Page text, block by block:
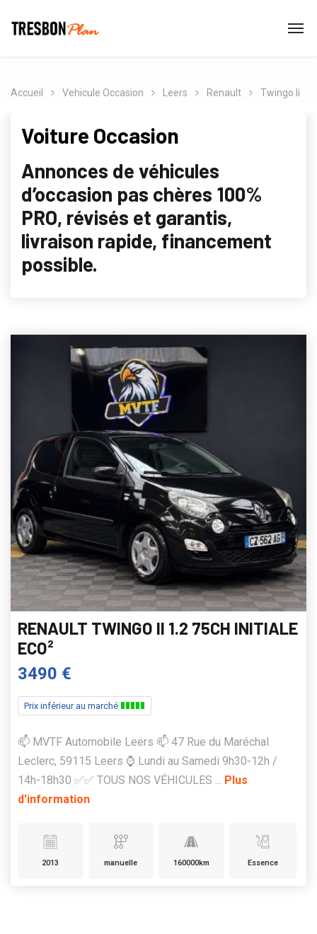
Accueil Vehicule Occasion Leers Renault Twingo Ii
Voiture Occasion
Annonces de véhicules
d’occasion pas chères 100%
PRO, révisés et garantis,
livraison rapide, financement
possible.
RENAULT TWINGO II 1.2 75CH INITIALE
ECO²
3490 €
Prix inférieur au marché
📫 MVTF Automobile Leers 📫 47 Rue du Maréchal
Leclerc, 59115 Leers ⌚ Lundi au Samedi 9h30-12h /
14h-18h30 ✅✅ TOUS NOS VÉHICULES ... Plus
d'information
2013 manuelle 160000km Essence